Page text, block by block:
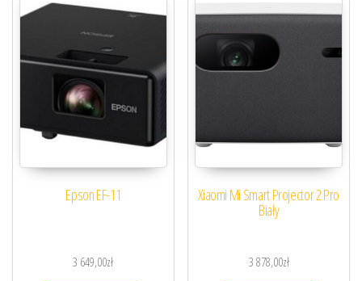
Epson EF-11
3 649,00zł
Xiaomi Mi Smart Projector 2 Pro
Biały
3 878,00zł